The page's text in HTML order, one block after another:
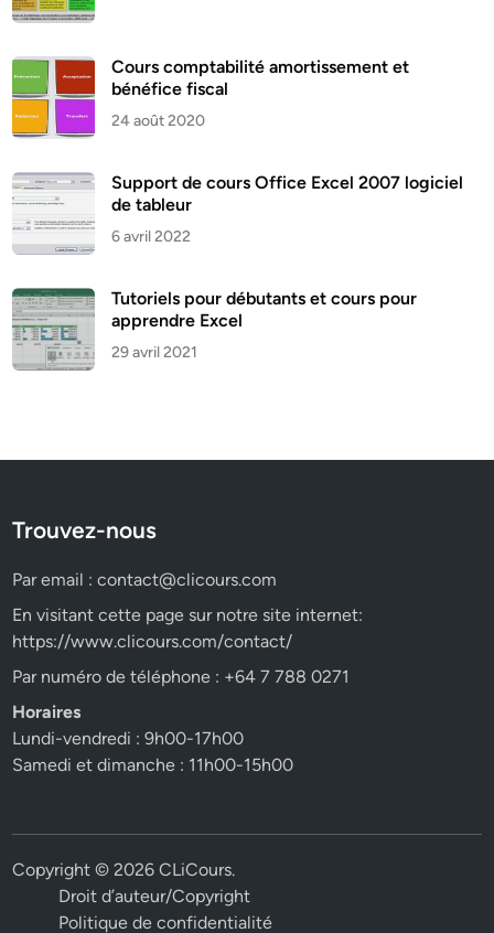
Cours comptabilité amortissement et
bénéfice fiscal
24 août 2020
Support de cours Office Excel 2007 logiciel
de tableur
6 avril 2022
Tutoriels pour débutants et cours pour
apprendre Excel
29 avril 2021
Trouvez-nous
Par email :contact@clicours.com
En visitant cette page sur notre site internet:
https://www.clicours.com/contact/
Par numéro de téléphone : +64 7 788 0271
Horaires
Lundi-vendredi : 9h00-17h00
Samedi et dimanche : 11h00-15h00
Copyright © 2026CLiCours.
Droit d’auteur/Copyright
Politique de confidentialité